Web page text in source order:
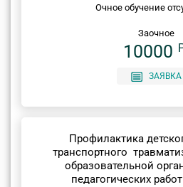
Очное обучение
Заочное
10000
ЗАЯВКА
Профилактика
транспортного
образовательной
педагогических